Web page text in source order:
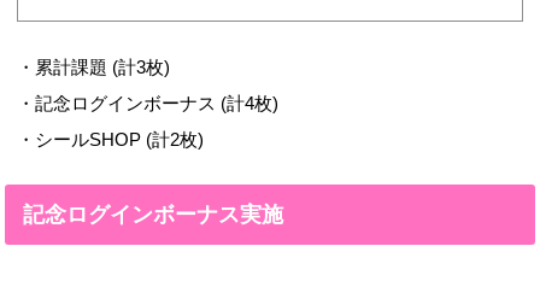
・累計課題 (計3枚)
・記念ログインボーナス (計4枚)
・シールSHOP (計2枚)
記念ログインボーナス実施